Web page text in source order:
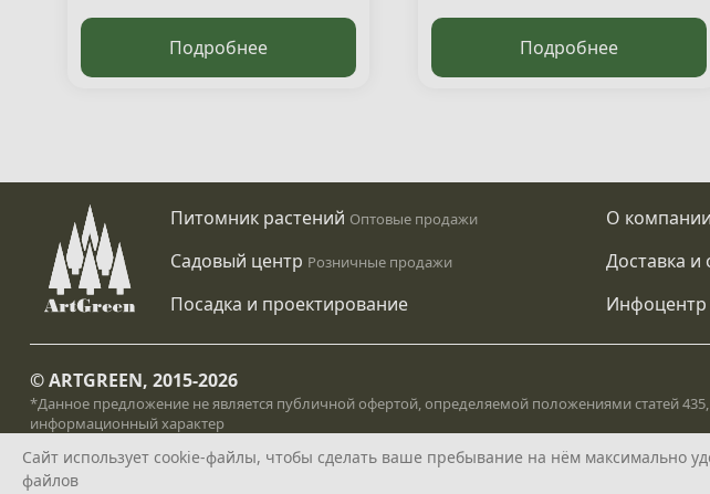
Сайт использует cookie-файлы, чтобы сделать ваше пребывание на нём максимально
файлов
Подробнее Подробнее
Питомник растений Оптовые продажи
Садовый центр Розничные продажи
Посадка и проектирование
О компании
Доставка и
Инфоцентр
© ARTGREEN, 2015-2026
*Данное предложение не является публичной офертой, определяемой положениями статей
информационный характер
Политика конфедециальности